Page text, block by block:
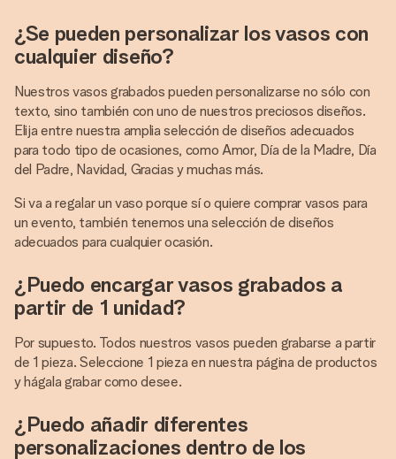
¿Se pueden personalizar los vasos con
cualquier diseño?
Nuestros vasos grabados pueden personalizarse no sólo con
texto, sino también con uno de nuestros preciosos diseños.
Elija entre nuestra amplia selección de diseños adecuados
para todo tipo de ocasiones, como Amor, Día de la Madre, Día
del Padre, Navidad, Gracias y muchas más.
Si va a regalar un vaso porque sí o quiere comprar vasos para
un evento, también tenemos una selección de diseños
adecuados para cualquier ocasión.
¿Puedo encargar vasos grabados a
partir de 1 unidad?
Por supuesto. Todos nuestros vasos pueden grabarse a partir
de 1 pieza. Seleccione 1 pieza en nuestra página de productos
y hágala grabar como desee.
¿Puedo añadir diferentes
personalizaciones dentro de los